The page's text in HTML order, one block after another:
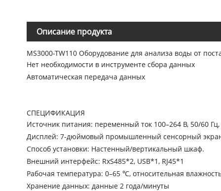
Описание продукта
MS3000-TW110 Оборудование для анализа воды от
Нет необходимости в инструменте сбора данных
Автоматическая передача данных
СПЕЦИФИКАЦИЯ
Источник питания: переменный ток 100–264 В, 50/60
Дисплей: 7-дюймовый промышленный сенсорный
Способ установки: Настенный/вертикальный шкаф.
Внешний интерфейс: RxS485*2, USB*1, RJ45*1
Рабочая температура: 0–65 ℃, относительная
Хранение данных: данные 2 года/минуты